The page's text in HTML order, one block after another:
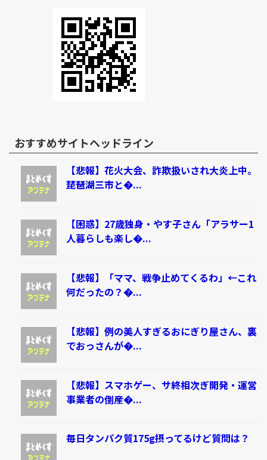
おすすめサイトヘッドライン
【悲報】花火大会、詐欺扱いされ大炎上中。
琵琶湖三市と�...
【困惑】27歳独身・やす子さん「アラサー1
人暮らしも楽し�...
【悲報】「ママ、戦争止めてくるわ」←これ
何だったの？�...
【悲報】例の美人すぎるおにぎり屋さん、裏
でおっさんが�...
【悲報】スマホゲー、サ終相次ぎ開発・運営
事業者の倒産�...
毎日タンパク質175g摂ってるけど質問は？